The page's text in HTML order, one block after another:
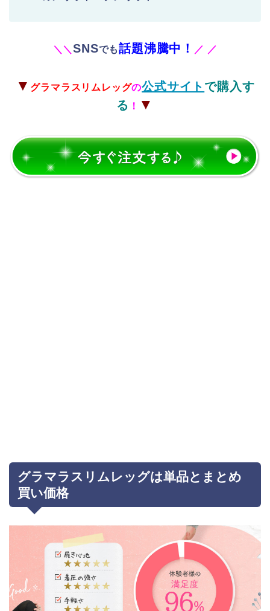
＼ ＼SNSでも話題沸騰中！ ／ ／
▼ グラマラスリムレッグの公式サイト で購入す
る ！ ▼
グラマラスリムレッグは単品とまとめ
買い価格